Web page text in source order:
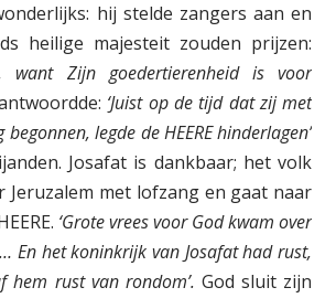
hij stelde zangers aan en
heilige majesteit zouden prijzen:
want Zijn goedertierenheid is voor
‘Juist op de tijd dat zij met
legde de HEERE hinderlagen’
Josafat is dankbaar; het volk
Jeruzalem met lofzang en gaat naar
‘Grote vrees voor God kwam over
En het koninkrijk van Josafat had rust,
hem rust van rondom’. God sluit zijn